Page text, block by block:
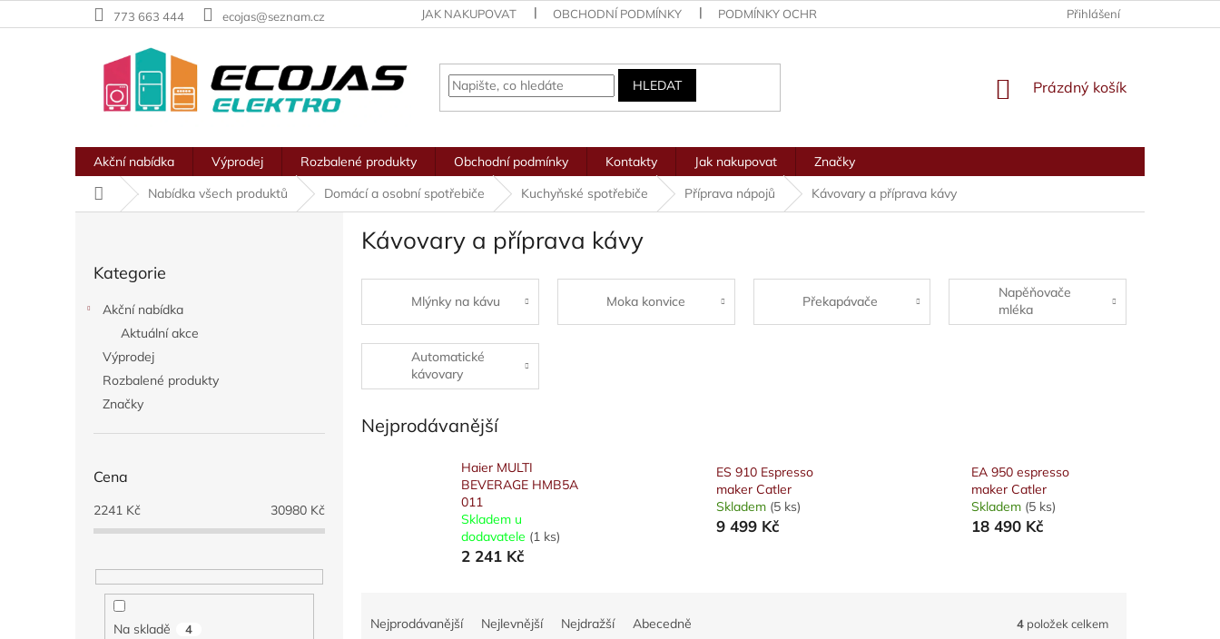
na
773 663 444 ecojas@seznam.cz JAK NAKUPOVAT OBCHODNÍ PODMÍNKY PODMÍNKY OCHRANY OSOBNÍCH ÚDAJŮ Přihlášení
HLEDAT
NÁKUPNÍ
Prázdný košík
Akční nabídka Výprodej Rozbalené produkty Obchodní podmínky Kontakty Jak nakupovat
Značky
Domů
Nabídka všech produktů Domácí a osobní spotřebiče Kuchyňské spotřebiče Příprava nápojů Kávovary a příprava kávy
kategorie
Kategorie
Akční nabídka
Aktuální akce
Výprodej
Rozbalené produkty
Značky
Cena
2241 Kč 30980 Kč
Na skladě 4
Kávovary a příprava kávy
Mlýnky na kávu Moka konvice Překapávače
Napěňovače
mléka
Automatické
kávovary
Nejprodávanější
Haier MULTI
BEVERAGE HMB5A
011
Skladem u
dodavatele (1 ks)
2 241 Kč
ES 910 Espresso
maker Catler
Skladem (5 ks)
9 499 Kč
EA 950 espresso
maker Catler
Skladem (5 ks)
18 490 Kč
Nejprodávanější Nejlevnější Nejdražší Abecedně 4 položek celkem